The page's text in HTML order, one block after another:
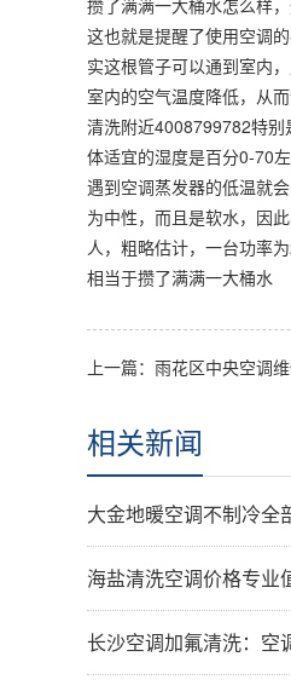
攒了满满一大桶水怎么样
这也就是提醒了使用空调
实这根管子可以通到室内
室内的空气温度降低，从
清洗附近4008799782特
体适宜的湿度是百分0-70
遇到空调蒸发器的低温就
为中性，而且是软水，因
人，粗略估计，一台功率
相当于攒了满满一大桶水
上一篇：雨花区中央空调
相关新闻
大金地暖空调不制冷全
海盐清洗空调价格专业
长沙空调加氟清洗：空调排